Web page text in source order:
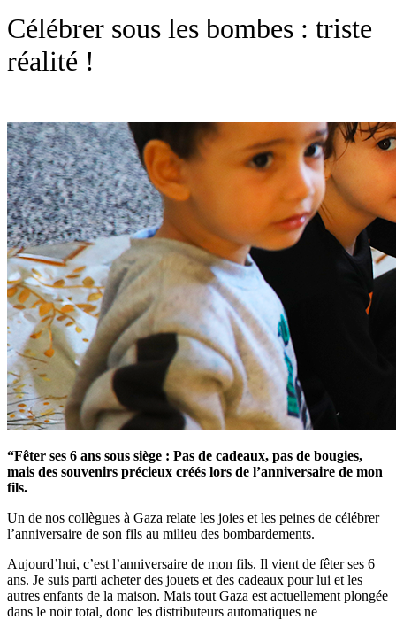
Célébrer sous les bombes : triste
réalité !
“Fêter ses 6 ans sous siège : Pas de cadeaux, pas de bougies,
mais des souvenirs précieux créés lors de l’anniversaire de mon
fils.
Un de nos collègues à Gaza relate les joies et les peines de célébrer
l’anniversaire de son fils au milieu des bombardements.
Aujourd’hui, c’est l’anniversaire de mon fils. Il vient de fêter ses 6
ans. Je suis parti acheter des jouets et des cadeaux pour lui et les
autres enfants de la maison. Mais tout Gaza est actuellement plongée
dans le noir total, donc les distributeurs automatiques ne